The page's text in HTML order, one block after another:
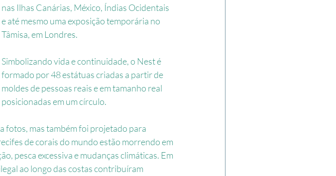
nas Ilhas Canárias, México, Índias Ocidentais
e até mesmo uma exposição temporária no
Tâmisa, em Londres.
Simbolizando vida e continuidade, o Nest é
formado por 48 estátuas criadas a partir de
moldes de pessoas reais e em tamanho real
posicionadas em um círculo.
fotos, mas também foi projetado para
de corais do mundo estão morrendo em
pesca excessiva e mudanças climáticas. Em
ao longo das costas contribuíram